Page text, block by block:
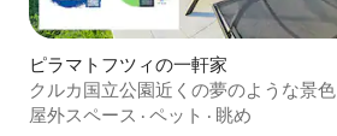
ピラマトフツィの一軒家
クルカ国立公園近くの夢のような景色
屋外スペース · ペット · 眺め